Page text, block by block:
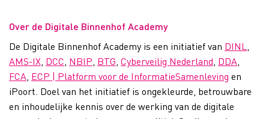
Over de Digitale Binnenhof Academy
De Digitale Binnenhof Academy is een initiatief van DINL
AMS-IX DCC NBIP BTG Cyberveilig Nederland DDA
FCA ECP | Platform voor de InformatieSamenleving en
iPoort. Doel van het initiatief is ongekleurde, betrouwbare
en inhoudelijke kennis over de werking van de digitale